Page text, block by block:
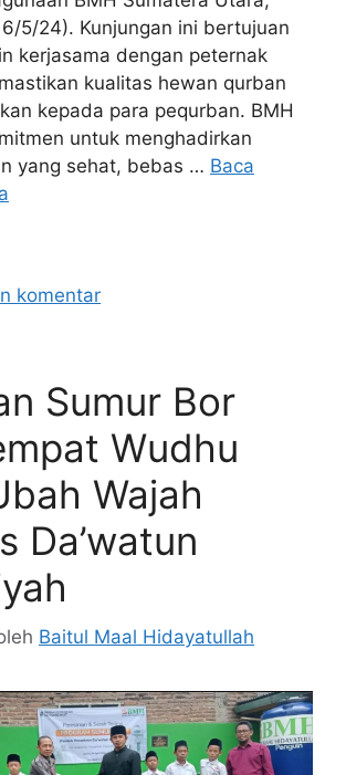
5/24). Kunjungan ini bertujuan
kerjasama dengan peternak
kualitas hewan qurban
kepada para pequrban. BMH
untuk menghadirkan
yang sehat, bebas … Baca
komentar
Sumur Bor
Wudhu
Wajah
Da’watun
Baitul Maal Hidayatullah